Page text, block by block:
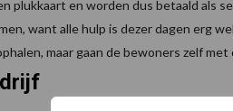
en worden dus betaald als
want alle hulp is dezer dagen erg
maar gaan de bewoners zelf